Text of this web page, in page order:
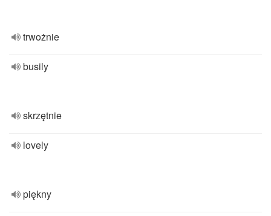
trwożnie
busily
skrzętnie
lovely
piękny